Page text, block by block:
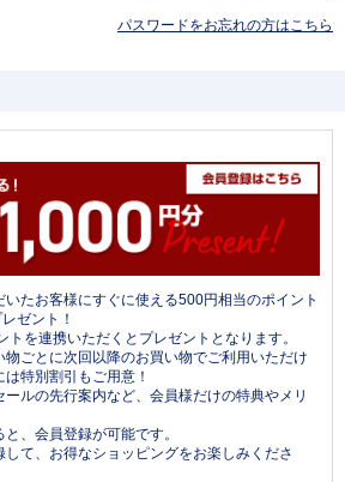
パスワードをお忘れの方はこちら
たお客様にすぐに使える500円相当のポイント
ゼント！
を連携いただくとプレゼントとなります。
物ごとに次回以降のお買い物でご利用いただけ
特別割引もご用意！
ルの先行案内など、会員様だけの特典やメリ
、会員登録が可能です。
て、お得なショッピングをお楽しみくださ